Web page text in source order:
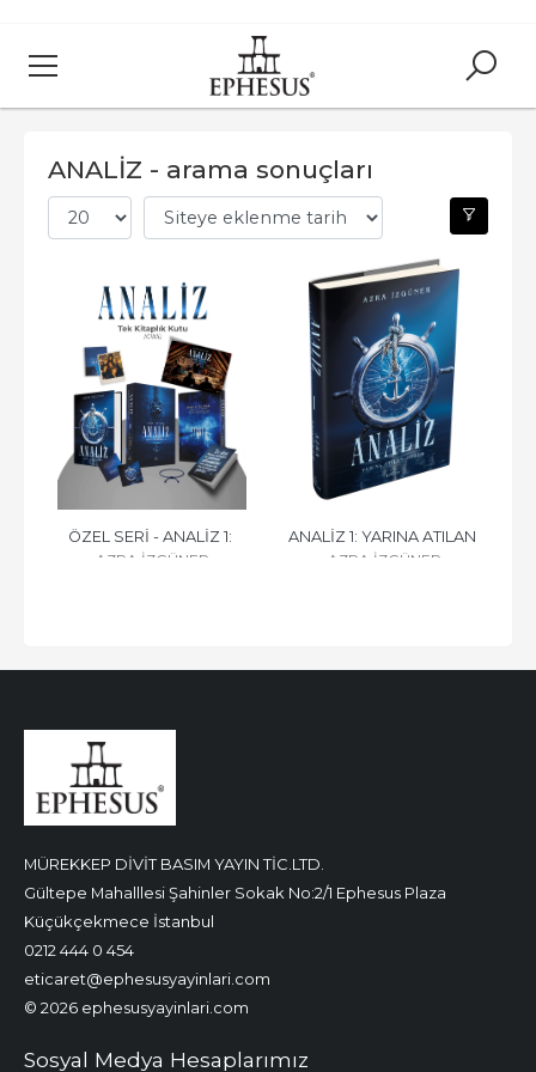
ANALİZ - arama sonuçları
ÖZEL SERİ - ANALİZ 1:
AZRA İZGÜNER
ANALİZ 1: YARINA ATILAN
AZRA İZGÜNER
MÜREKKEP DİVİT BASIM YAYIN TİC.LTD.
Gültepe Mahalllesi Şahinler Sokak No:2/1 Ephesus Plaza
Küçükçekmece İstanbul
0212 444 0 454
eticaret@ephesusyayinlari.com
© 2026 ephesusyayinlari.com
Sosyal Medya Hesaplarımız